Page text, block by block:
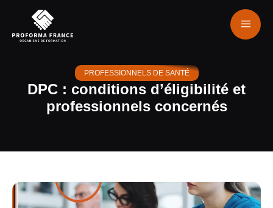
PROFESSIONNELS DE SANTÉ
DPC : conditions d’éligibilité et
professionnels concernés